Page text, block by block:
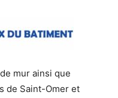
mur ainsi que
de Saint-Omer et